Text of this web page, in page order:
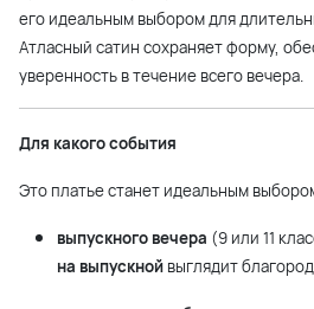
его идеальным выбором для
Атласный сатин сохраняет форму,
уверенность в течение всего вечера.
Для какого события
Это платье станет идеальным
выпускного вечера (9 или 11
на выпускной выглядит